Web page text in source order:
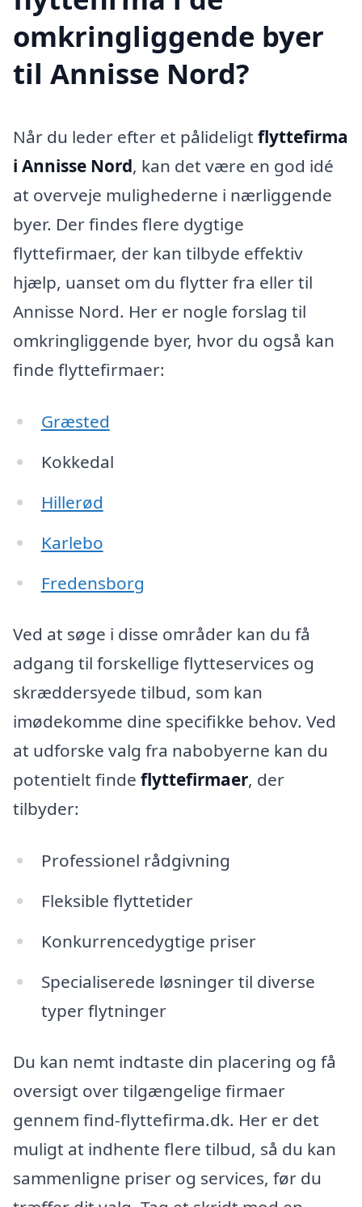
omkringliggende byer
til Annisse Nord?
Når du leder efter et pålideligt flyttefirma
i Annisse Nord, kan det være en god idé
at overveje mulighederne i nærliggende
byer. Der findes flere dygtige
flyttefirmaer, der kan tilbyde effektiv
hjælp, uanset om du flytter fra eller til
Annisse Nord. Her er nogle forslag til
omkringliggende byer, hvor du også kan
finde flyttefirmaer:
Græsted
Kokkedal
Hillerød
Karlebo
Fredensborg
Ved at søge i disse områder kan du få
adgang til forskellige flytteservices og
skræddersyede tilbud, som kan
imødekomme dine specifikke behov. Ved
at udforske valg fra nabobyerne kan du
potentielt finde flyttefirmaer, der
tilbyder:
Professionel rådgivning
Fleksible flyttetider
Konkurrencedygtige priser
Specialiserede løsninger til diverse
typer flytninger
Du kan nemt indtaste din placering og få
oversigt over tilgængelige firmaer
gennem find-flyttefirma.dk. Her er det
muligt at indhente flere tilbud, så du kan
sammenligne priser og services, før du